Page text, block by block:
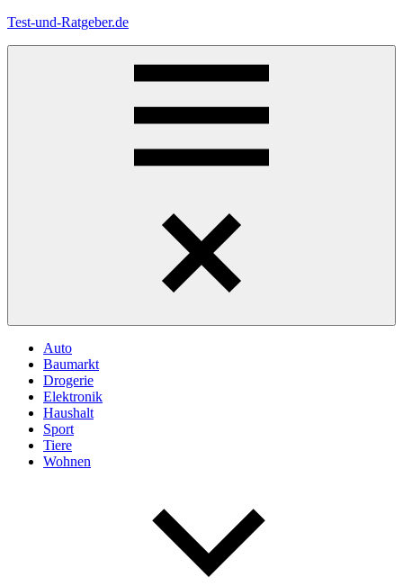
Zum
Test-und-Ratgeber.de
Auto
Baumarkt
Drogerie
Elektronik
Haushalt
Sport
Tiere
Wohnen